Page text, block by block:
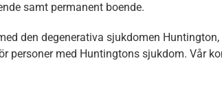
samt permanent boende.
den degenerativa sjukdomen
personer med Huntingtons sjukdom. Vår